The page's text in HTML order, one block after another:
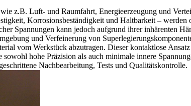
z.B. Luft- und Raumfahrt, Energieerzeugung und
Korrosionsbeständigkeit und Haltbarkeit –
Spannungen kann jedoch aufgrund ihrer inhärenten
und Verfeinerung von
vom Werkstück abzutragen. Dieser kontaktlose
hohe Präzision als auch minimale innere
Nachbearbeitung, Tests und Qualitätskontrolle.